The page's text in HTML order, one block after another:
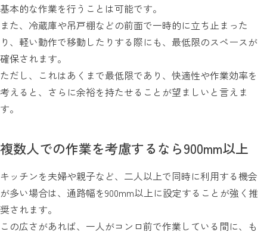
基本的な作業を行うことは可能です。
また、冷蔵庫や吊戸棚などの前面で一時的に立ち止まった
り、軽い動作で移動したりする際にも、最低限のスペースが
確保されます。
ただし、これはあくまで最低限であり、快適性や作業効率を
考えると、さらに余裕を持たせることが望ましいと言えま
す。
複数人での作業を考慮するなら900mm以上
キッチンを夫婦や親子など、二人以上で同時に利用する機会
が多い場合は、通路幅を900mm以上に設定することが強く推
奨されます。
この広さがあれば、一人がコンロ前で作業している間に、も